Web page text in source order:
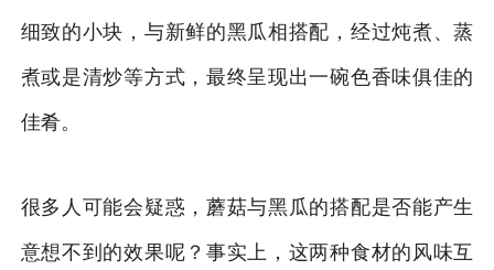
细致的小块，与新鲜的黑瓜相搭配，经过炖煮、蒸
煮或是清炒等方式，最终呈现出一碗色香味俱佳的
佳肴。
很多人可能会疑惑，蘑菇与黑瓜的搭配是否能产生
意想不到的效果呢？事实上，这两种食材的风味互